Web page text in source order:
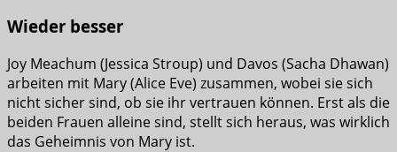
Wieder besser
Joy Meachum (Jessica Stroup) und Davos (Sacha Dhawan)
arbeiten mit Mary (Alice Eve) zusammen, wobei sie sich
nicht sicher sind, ob sie ihr vertrauen können. Erst als die
beiden Frauen alleine sind, stellt sich heraus, was wirklich
das Geheimnis von Mary ist.